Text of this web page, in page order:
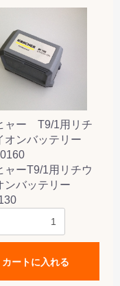
ャー T9/1用リチ
オンバッテリー
ャーT9/1用リチウ
ンバッテリー
カートに入れる